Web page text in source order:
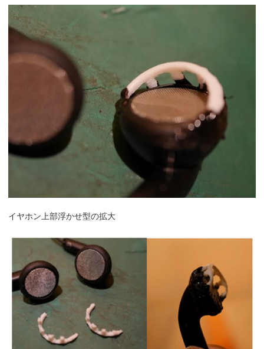
イヤホン上部浮かせ型の拡大